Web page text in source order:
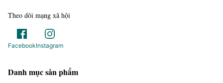
Theo dõi mạng xã hội
FacebookInstagram
Danh mục sản phẩm